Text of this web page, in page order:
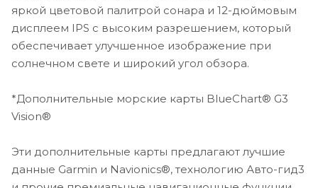
обеспечения, цифровым переключателям Garmin
HelmTM, данным сообщества Garmin QuickdrawTM и
прочему4.
Подключайтесь к некоторым из ваших любимых
Wind и беспроводным пультам ДУ.
яркой цветовой палитрой сонара и 12-дюймовым
дисплеем IPS с высоким разрешением, который
обеспечивает улучшенное изображение при
солнечном свете и широкий угол обзора.
*Дополнительные морские карты BlueChart® G3
Vision®
Эти дополнительные карты предлагают лучшие
данные Garmin и Navionics®, технологию Авто-гид3